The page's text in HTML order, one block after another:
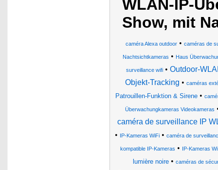
WLAN-IP-
Show, mit
caméra Alexa outdoor• caméras de
Nachtsichtkameras • Haus
surveillance wifi• Outdoor-
Objekt-Tracking • caméras
Patrouillen-Funktion & Sirene •
Überwachungkameras Videokameras
caméra de surveillance IP
• IP-Kameras WiFi • caméra de
kompatible IP-Kameras • IP-Kameras
lumière noire• caméras de